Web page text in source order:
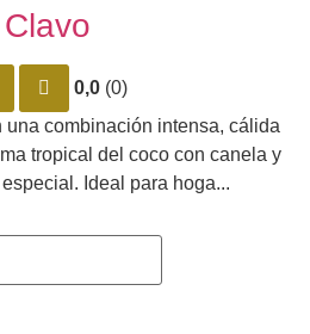
0,0 (0)
una combinación intensa, cálida
tropical del coco con canela y
Ideal para hoga...